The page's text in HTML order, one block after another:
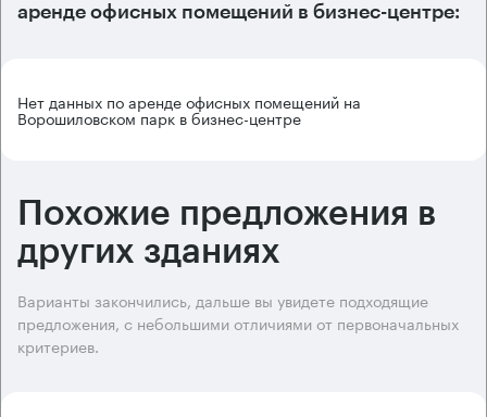
аренде офисных помещений в бизнес-центре:
Нет данных по аренде офисных помещений на
Ворошиловском парк в бизнес-центре
Похожие предложения в
других зданиях
Варианты закончились, дальше вы увидете подходящие
предложения, с небольшими отличиями от первоначальных
критериев.